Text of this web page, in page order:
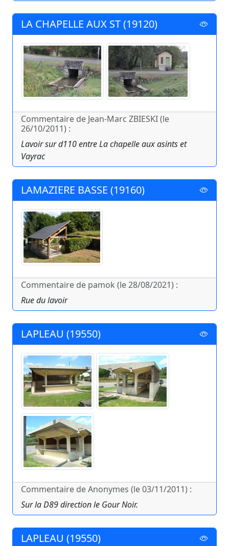
LA CHAPELLE AUX ST (19120)
Commentaire de Jean-Marc ZBIESKI (le
26/10/2011) :
Lavoir sur d110 entre La chapelle aux asints et
Vayrac
LAMAZIERE BASSE (19160)
Commentaire de pamok (le 28/08/2021) :
Rue du lavoir
LAPLEAU (19550)
Commentaire de Anonymes (le 03/11/2011) :
Sur la D89 direction le Gour Noir.
LAPLEAU (19550)